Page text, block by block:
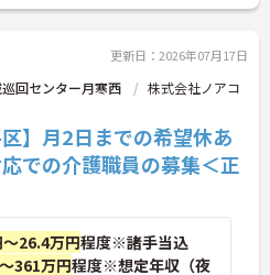
更新日：2026年07月17日
回センター月寒西
株式会社ノアコ
】月2日までの希望休あ
での介護職員の募集＜正
26.4万円程度※諸手当込
361万円程度※想定年収（夜